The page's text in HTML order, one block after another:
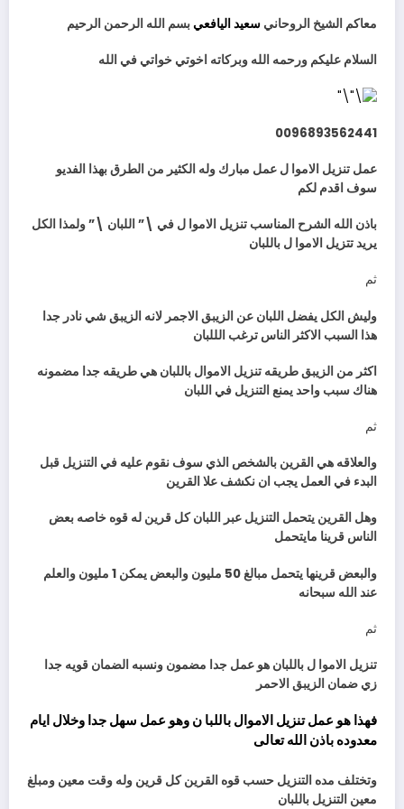
معاكم الشيخ الروحاني سعيد اليافعي بسم الله الرحمن الرحيم
السلام عليكم ورحمه الله وبركاته اخوتي خواتي في الله
0096893562441
عمل تنزيل الاموا ل عمل مبارك وله الكثير من الطرق بهذا الفديو
سوف اقدم لكم
باذن الله الشرح المناسب تنزيل الاموا ل في \” اللبان \” ولمذا الكل
يريد تتزيل الاموا ل باللبان
ثم
وليش الكل يفضل اللبان عن الزيبق الاجمر لانه الزيبق شي نادر جدا
هذا السبب الاكثر الناس ترغب الللبان
اكثر من الزيبق طريقه تنزيل الاموال باللبان هي طريقه جدا مضمونه
هناك سبب واحد يمنع التنزيل في اللبان
ثم
والعلاقه هي القرين بالشخص الذي سوف نقوم عليه في التنزيل قبل
البدء في العمل يجب ان نكشف علا القرين
وهل القرين يتحمل التنزيل عبر اللبان كل قرين له قوه خاصه بعض
الناس قرينا مايتحمل
والبعض قرينها يتحمل مبالغ 50 مليون والبعض يمكن 1 مليون والعلم
عند الله سبحانه
ثم
تنزيل الاموا ل باللبان هو عمل جدا مضمون ونسبه الضمان قويه جدا
زي ضمان الزيبق الاحمر
فهذا هو عمل تنزيل الاموال باللبا ن وهو عمل سهل جدا وخلال ايام
معدوده باذن الله تعالى
وتختلف مده التنزيل حسب قوه القرين كل قرين وله وقت معين ومبلغ
معين التنزيل باللبان